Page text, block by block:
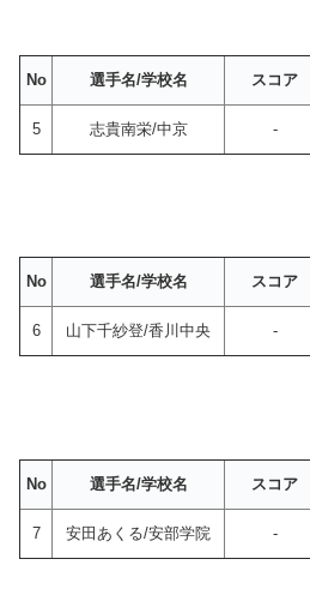
No 選手名/学校名 スコア
5 志貴南栄/中京 -
No 選手名/学校名 スコア
6 山下千紗登/香川中央 -
No 選手名/学校名 スコア
7 安田あくる/安部学院 -